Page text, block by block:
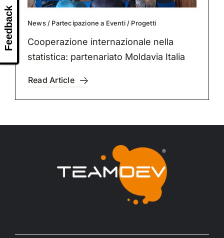
News/ Partecipazione a Eventi/ Progetti
Cooperazione internazionale nella
statistica: partenariato Moldavia Italia
Read Article
Feedback